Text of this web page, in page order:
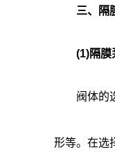
三、隔膜
(1)隔膜
阀体的选
形等。在选